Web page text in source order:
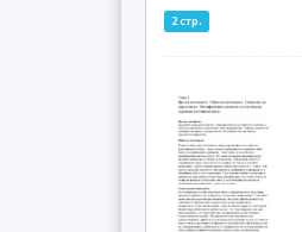
2 стр.